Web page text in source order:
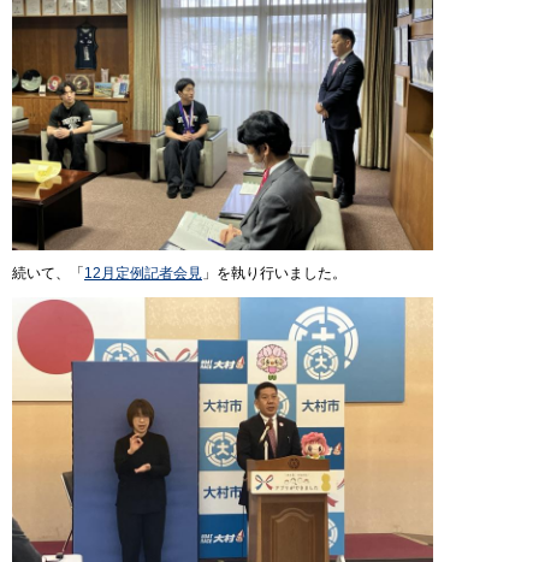
続いて、「 12月定例記者会見 」を執り行いました。